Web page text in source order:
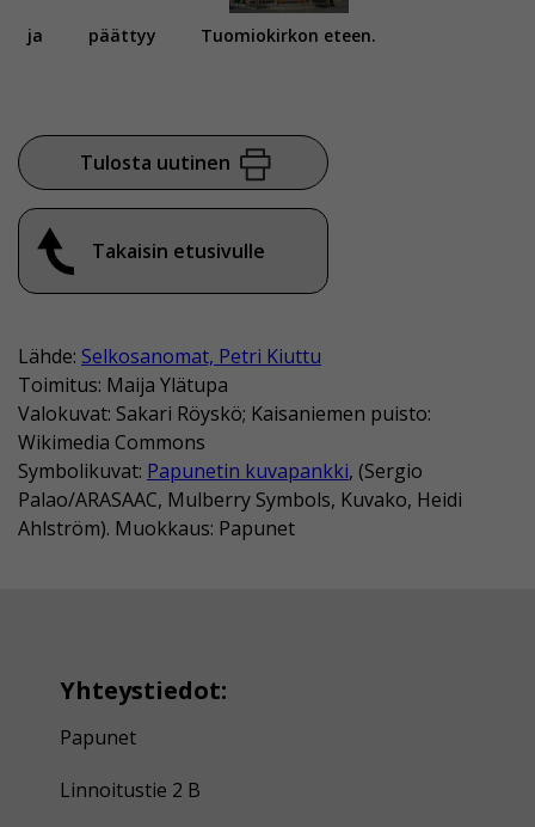
ja päättyy Tuomiokirkon eteen.
Tulosta uutinen
Takaisin etusivulle
Lähde: Selkosanomat, Petri Kiuttu
Toimitus: Maija Ylätupa
Valokuvat: Sakari Röyskö; Kaisaniemen puisto:
Wikimedia Commons
Symbolikuvat: Papunetin kuvapankki, (Sergio
Palao/ARASAAC, Mulberry Symbols, Kuvako, Heidi
Ahlström). Muokkaus: Papunet
Yhteystiedot:
Papunet
Linnoitustie 2 B